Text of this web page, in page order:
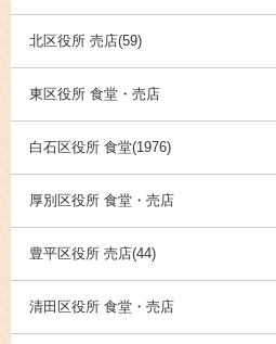
北区役所 売店(59)
東区役所 食堂・売店
白石区役所 食堂(1976)
厚別区役所 食堂・売店
豊平区役所 売店(44)
清田区役所 食堂・売店